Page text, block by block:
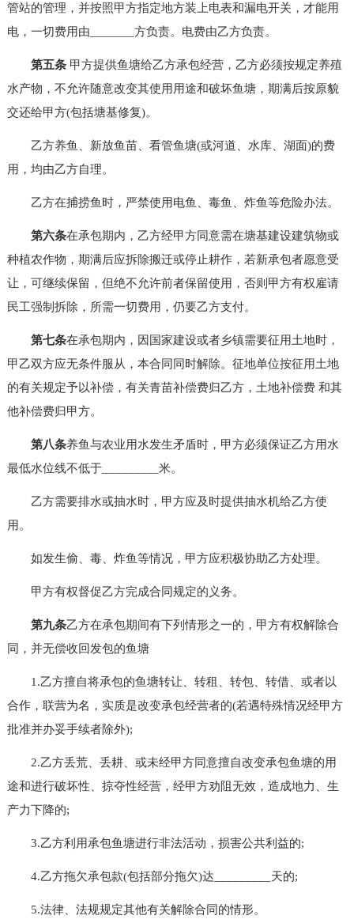
管站的管理，并按照甲方指定地方装上电表和漏电开关，才能用
电，一切费用由_______方负责。电费由乙方负责。
第五条甲方提供鱼塘给乙方承包经营，乙方必须按规定养殖
水产物，不允许随意改变其使用用途和破坏鱼塘，期满后按原貌
交还给甲方(包括塘基修复)。
乙方养鱼、新放鱼苗、看管鱼塘(或河道、水库、湖面)的费
用，均由乙方自理。
乙方在捕捞鱼时，严禁使用电鱼、毒鱼、炸鱼等危险办法。
第六条在承包期内，乙方经甲方同意需在塘基建设建筑物或
种植农作物，期满后应拆除搬迁或停止耕作，若新承包者愿意受
让，可继续保留，但绝不允许前者保留使用，否则甲方有权雇请
民工强制拆除，所需一切费用，仍要乙方支付。
第七条在承包期内，因国家建设或者乡镇需要征用土地时，
甲乙双方应无条件服从，本合同同时解除。征地单位按征用土地
的有关规定予以补偿，有关青苗补偿费归乙方，土地补偿费 和其
他补偿费归甲方。
第八条养鱼与农业用水发生矛盾时，甲方必须保证乙方用水
最低水位线不低于_________米。
乙方需要排水或抽水时，甲方应及时提供抽水机给乙方使
用。
如发生偷、毒、炸鱼等情况，甲方应积极协助乙方处理。
甲方有权督促乙方完成合同规定的义务。
第九条乙方在承包期间有下列情形之一的，甲方有权解除合
同，并无偿收回发包的鱼塘
1.乙方擅自将承包的鱼塘转让、转租、转包、转借、或者以
合作，联营为名，实质是改变承包经营者的(若遇特殊情况经甲方
批准并办妥手续者除外);
2.乙方丢荒、丢耕、或未经甲方同意擅自改变承包鱼塘的用
途和进行破坏性、掠夺性经营，经甲方劝阻无效，造成地力、生
产力下降的;
3.乙方利用承包鱼塘进行非法活动，损害公共利益的;
4.乙方拖欠承包款(包括部分拖欠)达_________天的;
5.法律、法规规定其他有关解除合同的情形。